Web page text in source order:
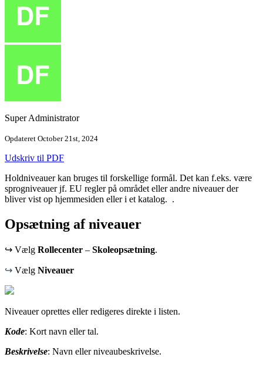
Super Administrator
Opdateret October 21st, 2024
Udskriv til PDF
Holdniveauer kan bruges til forskellige formål. Det kan f.eks. være
sprogniveauer jf. EU regler på området eller andre niveauer der
bliver vist op hjemmesiden eller i et katalog. .
Opsætning af niveauer
↪ Vælg Rollecenter – Skoleopsætning.
↪ Vælg Niveauer
Niveauer oprettes eller redigeres direkte i listen.
Kode: Kort navn eller tal.
Beskrivelse: Navn eller niveaubeskrivelse.